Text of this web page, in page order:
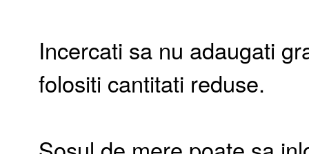
Incercati sa nu adaugati
folositi cantitati reduse.